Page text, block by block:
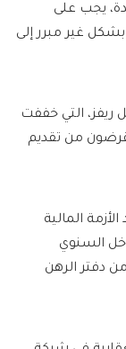
يجب على
غير مبرر إلى
ريفز، التي خففت
من تقديم
المالية
4.5 أضعاف الدخل السنوي
فقط من دفتر الرهن